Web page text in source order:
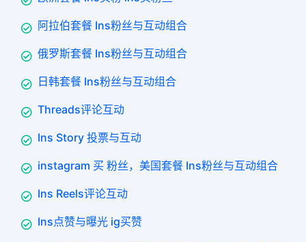
阿拉伯套餐 Ins粉丝与互动组合
俄罗斯套餐 Ins粉丝与互动组合
日韩套餐 Ins粉丝与互动组合
Threads评论互动
Ins Story 投票与互动
instagram 买 粉丝，美国套餐 Ins粉丝与互动组合
Ins Reels评论互动
Ins点赞与曝光 ig买赞